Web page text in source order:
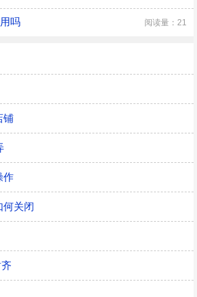
吗 阅读量：21
铺
作
何关闭